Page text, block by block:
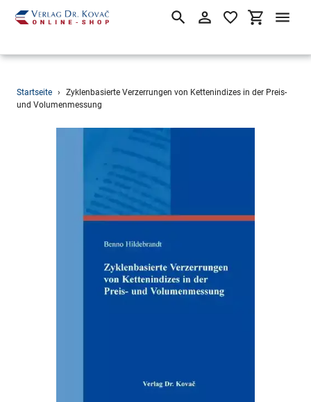
Direkt
zum
SuchenEinloggen
Startseite ›
Zyklenbasierte Verzerrungen von Kettenindizes in der Preis-
und Volumenmessung